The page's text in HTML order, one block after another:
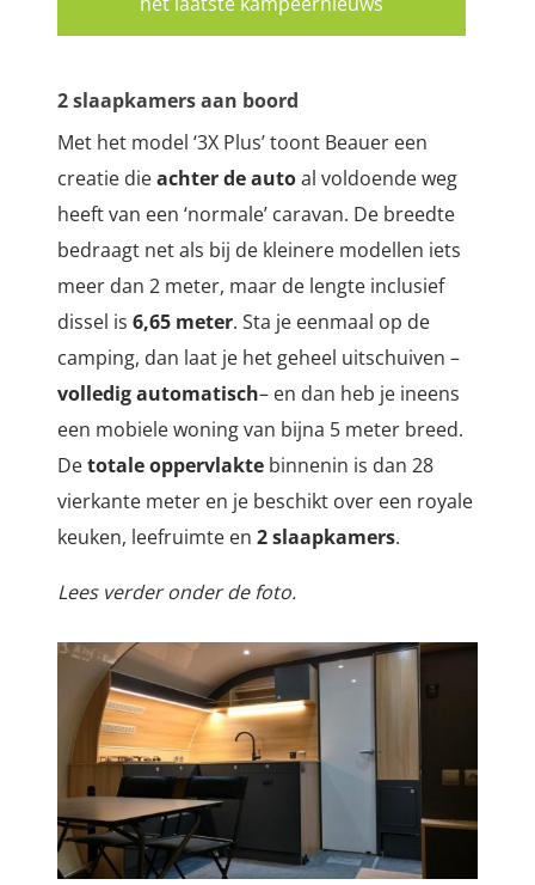
2 slaapkamers aan boord
Met het model ‘3X Plus’ toont Beauer een
creatie dieachter de autoal voldoende weg
heeft van een ‘normale’ caravan. De breedte
bedraagt net als bij de kleinere modellen iets
meer dan 2 meter, maar de lengte inclusief
dissel is 6,65 meter. Sta je eenmaal op de
camping, dan laat je het geheel uitschuiven –
volledig automatisch– en dan heb je ineens
een mobiele woning van bijna 5 meter breed.
Detotale oppervlakte binnenin is dan 28
vierkante meter en je beschikt over een royale
keuken, leefruimte en 2 slaapkamers.
Lees verder onder de foto.